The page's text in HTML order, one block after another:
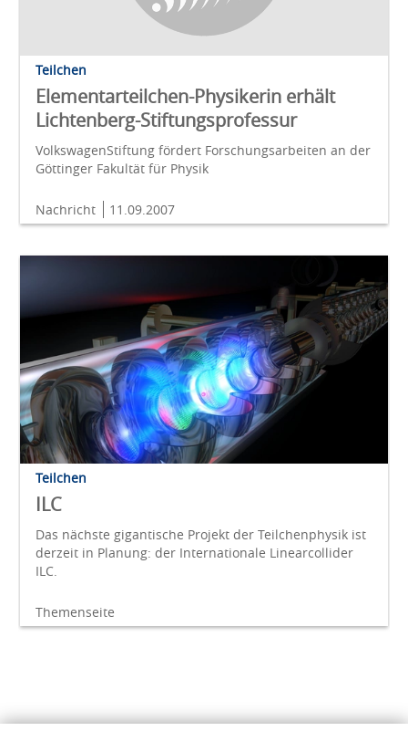
Teilchen
Elementarteilchen-Physikerin erhält
Lichtenberg-Stiftungsprofessur
VolkswagenStiftung fördert Forschungsarbeiten an der
Göttinger Fakultät für Physik
Nachricht 11.09.2007
Teilchen
ILC
Das nächste gigantische Projekt der Teilchenphysik ist
derzeit in Planung: der Internationale Linearcollider
ILC.
Themenseite